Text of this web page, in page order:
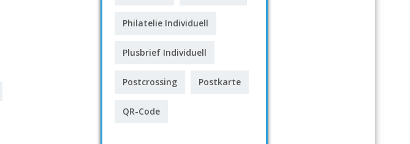
Philatelie Individuell
Plusbrief Individuell
Postcrossing Postkarte
QR-Code